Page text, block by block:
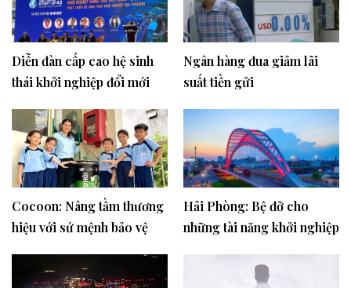
Diễn đàn cấp cao hệ sinh
thái khởi nghiệp đổi mới
Ngân hàng đua giảm lãi
suất tiền gửi
Cocoon: Nâng tầm thương
hiệu với sứ mệnh bảo vệ
Hải Phòng: Bệ đỡ cho
những tài năng khởi nghiệp